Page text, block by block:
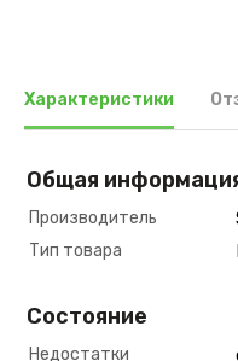
Характеристики
Общая
Производитель
Тип товара
Состояние
Недостатки